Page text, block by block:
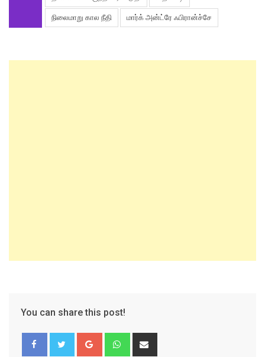
நிலைமாறு கால நீதி மார்க் அன்ட்ரே ஃபிரான்ச்சே
You can share this post!
Google+ Whatsapp